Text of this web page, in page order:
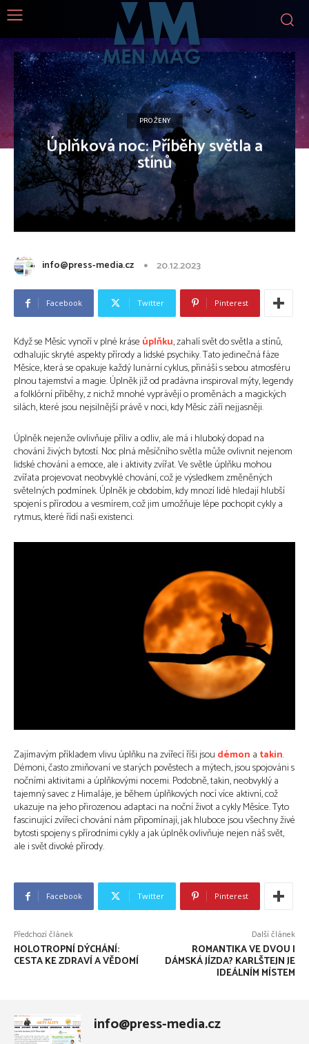
PRO ŽENY
Úplňková noc: Příběhy světla a
stínů
info@press-media.cz 20.12.2023
Facebook Twitter Pinterest
Když se Měsíc vynoří v plné kráse úplňku, zahalí svět do světla a stínů,
odhalujíc skryté aspekty přírody a lidské psychiky. Tato jedinečná fáze
Měsíce, která se opakuje každý lunární cyklus, přináší s sebou atmosféru
plnou tajemství a magie. Úplněk již od pradávna inspiroval mýty, legendy
a folklórní příběhy, z nichž mnohé vyprávějí o proměnách a magických
silách, které jsou nejsilnější právě v noci, kdy Měsíc září nejjasněji.
Úplněk nejenže ovlivňuje příliv a odliv, ale má i hluboký dopad na
chování živých bytostí. Noc plná měsíčního světla může ovlivnit nejenom
lidské chování a emoce, ale i aktivity zvířat. Ve světle úplňku mohou
zvířata projevovat neobvyklé chování, což je výsledkem změněných
světelných podmínek. Úplněk je obdobím, kdy mnozí lidé hledají hlubší
spojení s přírodou a vesmírem, což jim umožňuje lépe pochopit cykly a
rytmus, které řídí naši existenci.
Zajímavým příkladem vlivu úplňku na zvířecí říši jsou démon a takin.
Démoni, často zmiňovaní ve starých pověstech a mýtech, jsou spojováni s
nočními aktivitami a úplňkovými nocemi. Podobně, takin, neobvyklý a
tajemný savec z Himaláje, je během úplňkových nocí více aktivní, což
ukazuje na jeho přirozenou adaptaci na noční život a cykly Měsíce. Tyto
fascinující zvířecí chování nám připomínají, jak hluboce jsou všechny živé
bytosti spojeny s přírodními cykly a jak úplněk ovlivňuje nejen náš svět,
ale i svět divoké přírody.
Facebook Twitter Pinterest
Předchozí článek
HOLOTROPNÍ DÝCHÁNÍ:
CESTA KE ZDRAVÍ A VĚDOMÍ
Další článek
ROMANTIKA VE DVOU I
DÁMSKÁ JÍZDA? KARLŠTEJN JE
IDEÁLNÍM MÍSTEM
info@press-media.cz